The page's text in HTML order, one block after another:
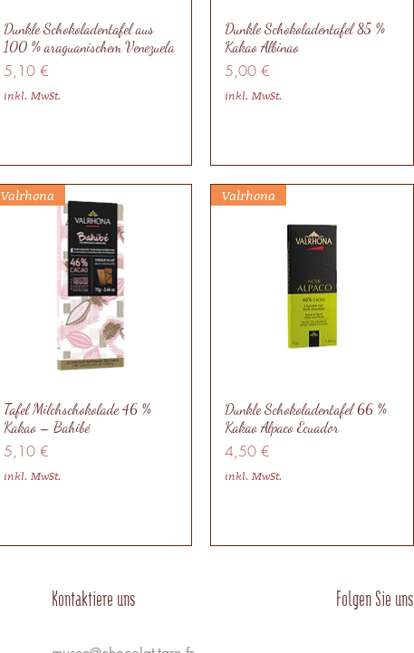
Dunkle Schokoladentafel aus
100 % araguanischem Venezuela
Preis
5,10 €
inkl. MwSt.
Dunkle Schokoladentafel 85 %
Kakao Albinao
Preis
5,00 €
inkl. MwSt.
Valrhona
Tafel Milchschokolade 46 %
Kakao – Bahibé
Preis
5,10 €
inkl. MwSt.
Valrhona
Dunkle Schokoladentafel 66 %
Kakao Alpaco Ecuador
Preis
4,50 €
inkl. MwSt.
Kontaktiere uns Folgen Sie uns